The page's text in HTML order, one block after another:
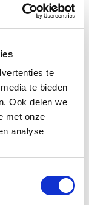
te
te bieden
Ook delen we
met onze
analyse
uit de
.